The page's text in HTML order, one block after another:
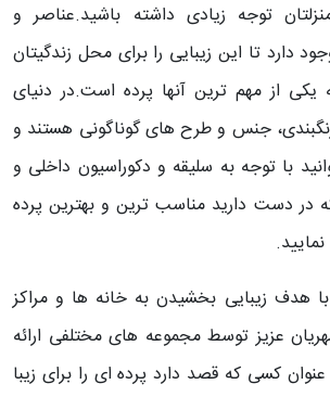
توجه زیادی داشته باشید.عناصر و
دارد تا این زیبایی را برای محل زندگیتان
یکی از مهم ترین آنها پرده است.در دنیای
رنگبندی، جنس و طرح های گوناگونی هستند و
با توجه به سلیقه و دکوراسیون داخلی و
در دست دارید مناسب ترین و بهترین پرده
هدف زیبایی بخشیدن به خانه ها و مراکز
عزیز توسط مجموعه های مختلفی ارائه
کسی که قصد دارد پرده ای را برای زیبا